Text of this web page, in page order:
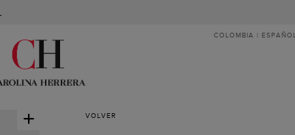
COLOMBIA | ESPAÑOL
+ VOLVER